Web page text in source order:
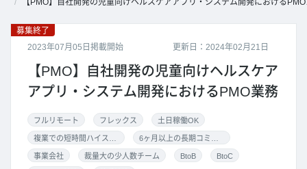
【PMO】自社開発の児童向けヘルスケアアプリ・システム開発におけるPMO業務
更新日：2024年02月21日
募集終了
2023年07月05日掲載開始
【PMO】自社開発の児童向けヘルスケア
アプリ・システム開発におけるPMO業務
フルリモート フレックス 土日稼働OK
事業会社 裁量大の少人数チーム BtoB BtoC